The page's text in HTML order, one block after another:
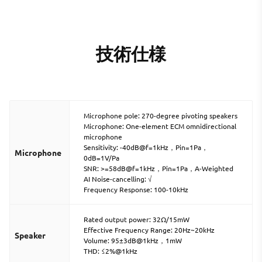
技術仕様
Microphone
Microphone pole: 270-degree pivoting speakers
Microphone: One-element ECM omnidirectional
microphone
Sensitivity: -40dB@f=1kHz，Pin=1Pa，
0dB=1V/Pa
SNR: >=58dB@f=1kHz，Pin=1Pa，A-Weighted
AI Noise-cancelling: √
Frequency Response: 100-10kHz
Speaker
Rated output power: 32Ω/15mW
Effective Frequency Range: 20Hz~20kHz
Volume: 95±3dB@1kHz，1mW
THD: ≤2%@1kHz